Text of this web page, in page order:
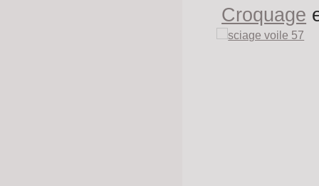
Croquage